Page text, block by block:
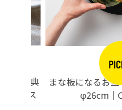
まな板になるお皿 プ
φ26cm｜